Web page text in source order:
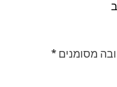
מסומנים *